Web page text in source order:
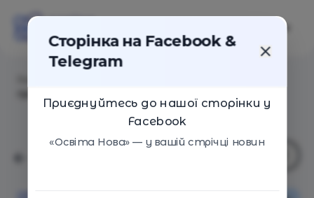
Сторінка на Facebook &
Telegram
Приєднуйтесь до нашої сторінки у
Facebook
«Освіта Нова» — у вашій стрічці новин